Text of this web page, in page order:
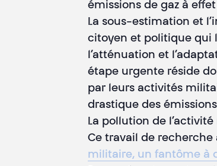
émissions de gaz à
La sous-estimation et
citoyen et politique qui
l’atténuation et
étape urgente réside
par leurs activités
drastique des
La pollution de
Ce travail de recherche
militaire, un fantôme à